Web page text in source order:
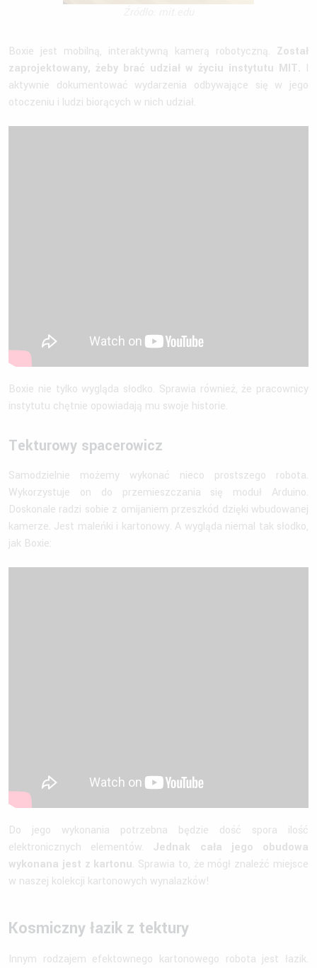
Boxie jest mobilną, interaktywną kamerą robotyczną. Został
zaprojektowany, żeby brać udział w życiu instytutu MIT. I
aktywnie dokumentować wydarzenia odbywające się w jego
otoczeniu i ludzi biorących w nich udział.
Boxie nie tylko wygląda słodko. Sprawia również, że pracownicy
instytutu chętnie opowiadają mu swoje historie.
Tekturowy spacerowicz
Samodzielnie możemy wykonać nieco prostszego robota.
Wykorzystuje on do przemieszczania się moduł Arduino.
Doskonale radzi sobie z omijaniem przeszkód dzięki wbudowanej
kamerze. Jest maleńki i kartonowy. A wygląda niemal tak słodko,
jak Boxie:
Do jego wykonania potrzebna będzie dość spora ilość
elektronicznych elementów. Jednak cała jego obudowa
wykonana jest z kartonu. Sprawia to, że mógł znaleźć miejsce
w naszej kolekcji kartonowych wynalazków!
Kosmiczny łazik z tektury
Innym rodzajem efektownego kartonowego robota jest łazik.